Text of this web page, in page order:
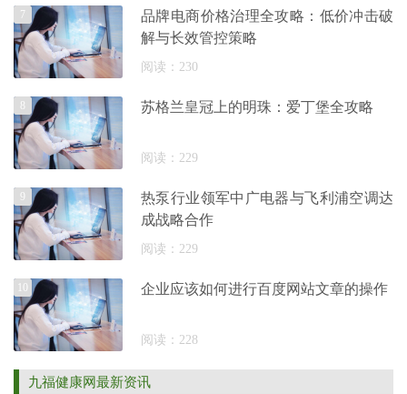
品牌电商价格治理全攻略：低价冲击破
解与长效管控策略
阅读：230
7
苏格兰皇冠上的明珠：爱丁堡全攻略
阅读：229
热泵行业领军中广电器与飞利浦空调达
成战略合作
阅读：229
9
企业应该如何进行百度网站文章的操作
阅读：228
九福健康网最新资讯